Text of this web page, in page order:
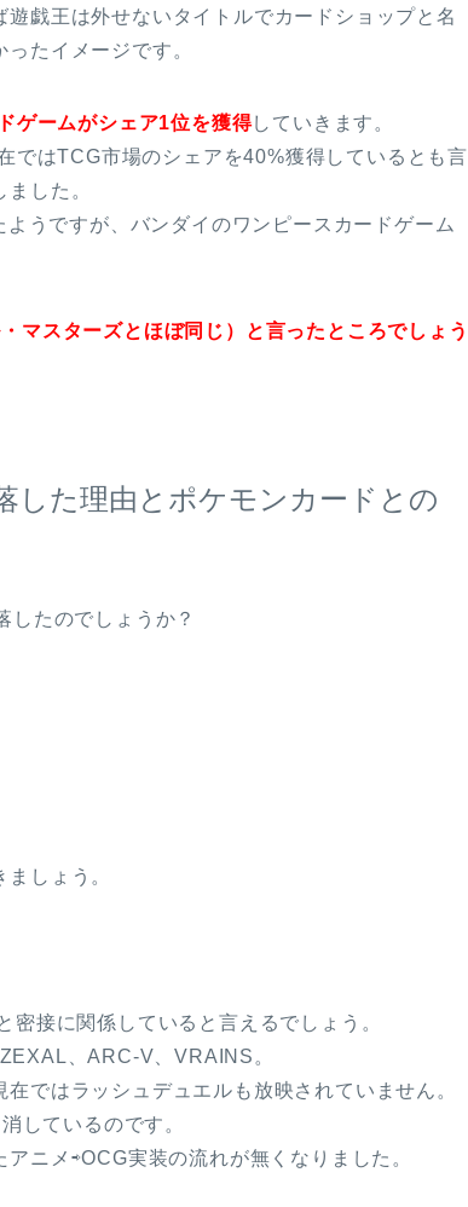
戯王は外せないタイトルでカードショップと名
たイメージです。
ゲームがシェア1位を獲得していきます。
ではTCG市場のシェアを40%獲得しているとも言
した。
うですが、バンダイのワンピースカードゲーム
マスターズとほぼ同じ）と言ったところでしょう
した理由とポケモンカードとの
したのでしょうか？
しょう。
密接に関係していると言えるでしょう。
、ARC-V、VRAINS。
ではラッシュデュエルも放映されていません。
しているのです。
ニメ⇨OCG実装の流れが無くなりました。